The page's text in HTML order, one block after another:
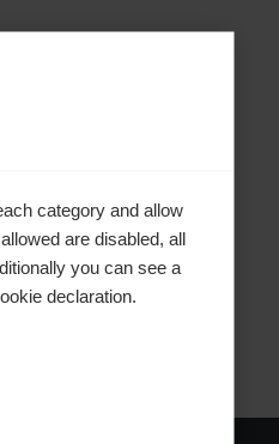
category and allow
are disabled, all
you can see a
declaration.